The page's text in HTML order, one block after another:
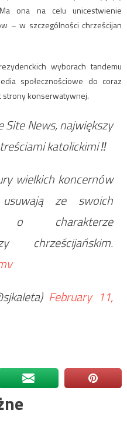
ona na celu unicestwienie
– w szczególności chrześcijan
wyborach tandemu
społecznościowe do coraz
strony konserwatywnej.
Site News, największy
katolickimi ‼️
wielkich koncernów
ze swoich
charakterze
chrześcijańskim.
February 11,